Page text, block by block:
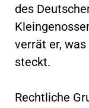
des
verrät er,
steckt.
Rechtliche